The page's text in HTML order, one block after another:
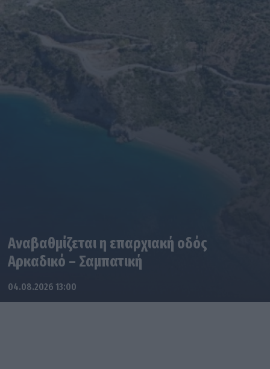
Αναβαθμίζεται η επαρχιακή οδός
Αρκαδικό – Σαμπατική
04.08.2026 13:00